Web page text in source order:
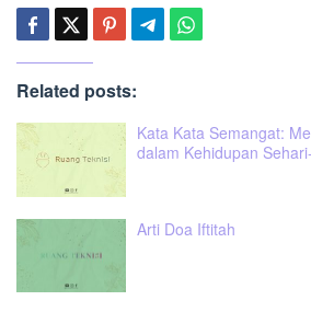
Related posts:
Kata Kata Semangat:
dalam Kehidupan
Arti Doa Iftitah